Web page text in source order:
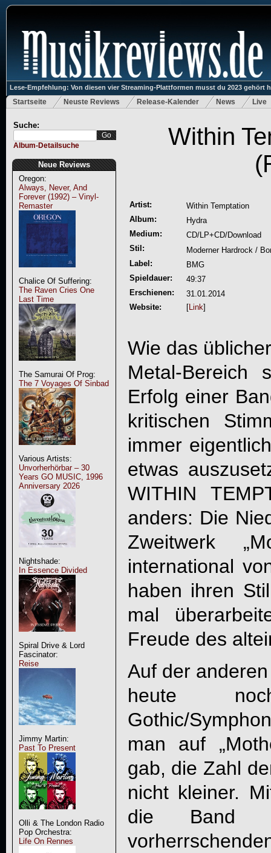
Lese-Empfehlung: Von diesen vier Streaming-Plattformen musst du 2023 gehört
Startseite Neuste Reviews Release-Kalender News Live
Suche:
Album-Detailsuche
Neue Reviews
Oregon:
Always, Never, And
Forever (1992) – Vinyl-
Remaster
Chalice Of Suffering:
The Raven Cries One
Last Time
The Samurai Of Prog:
The 7 Voyages Of Sinbad
Various Artists:
Unvorherhörbar – 30
Years GO MUSIC, 1996
Anniversary 2026
Nightshade:
In Essence Divided
Spiral Drive & Lord
Fascinator:
Reise
Jimmy Martin:
Past To Present
Olli & The London Radio
Pop Orchestra:
Life On Rennes
Within
Artist:
Within Temptation
Album:
Hydra
Medium:
CD/LP+CD/Download
Stil:
Moderner Hardrock /
Label:
BMG
Spieldauer:
49:37
Erschienen:
31.01.2014
Website:
[Link]
Wie das
Metal-Bereich
Erfolg einer
kritischen
immer
etwas
WITHIN
anders: Die
Zweitwerk
international
haben ihren
mal
Freude des
Auf der
heute
Gothic/
man auf
gab, die Zahl
nicht kleiner.
die Band